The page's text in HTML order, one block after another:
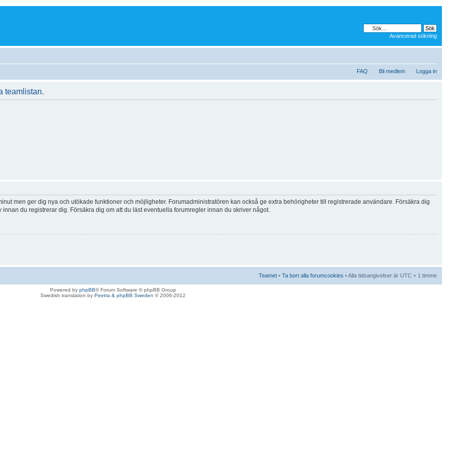
Avancerad sökning
FAQ Bli medlem Logga in
teamlistan.
men ger dig nya och utökade funktioner och möjligheter. Forumadministratören kan också ge extra behörigheter till registrerade användare. Försäkra dig
du registrerar dig. Försäkra dig om att du läst eventuella forumregler innan du skriver något.
Teamet • Ta bort alla forumcookies • Alla tidsangivelser är UTC + 1 timme
Powered by phpBB® Forum Software © phpBB Group
Swedish translation by Peetra & phpBB Sweden © 2006-2012